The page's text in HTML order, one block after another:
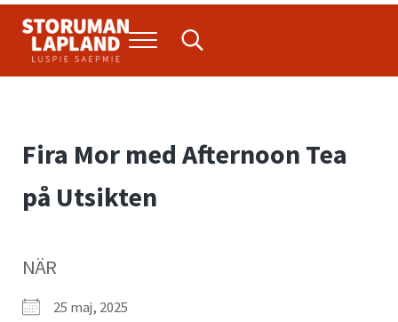
Storuman Lapland
Menu Search...
Fira Mor med Afternoon Tea
på Utsikten
NÄR
25 maj, 2025